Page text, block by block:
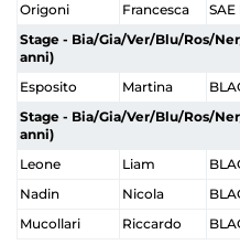
Origoni
Francesca
Stage - Bia/Gia/Ver/Blu/Ros/
anni)
Esposito
Martina
Stage - Bia/Gia/Ver/Blu/Ros/
anni)
Leone
Liam
Nadin
Nicola
Mucollari
Riccardo